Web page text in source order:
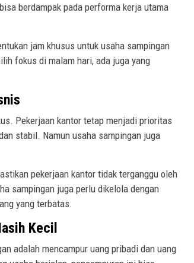
berdampak pada performa kerja utama
jam khusus untuk usaha sampingan
fokus di malam hari, ada juga yang
Pekerjaan kantor tetap menjadi prioritas
stabil. Namun usaha sampingan juga
pekerjaan kantor tidak terganggu oleh
sampingan juga perlu dikelola dengan
yang terbatas.
Kecil
adalah mencampur uang pribadi dan uang